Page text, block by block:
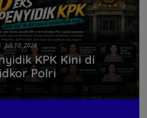
Juli 10, 2026
KPK Kini di
Polri